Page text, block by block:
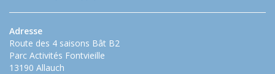
Adresse
Route des 4 saisons Bât B2
Parc Activités Fontvieille
13190 Allauch